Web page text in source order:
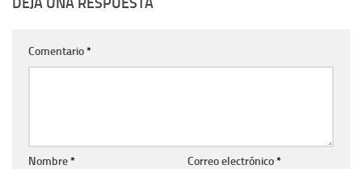
Comentario*
Nombre* Correo electrónico*